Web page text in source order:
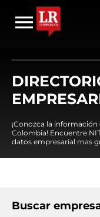
¡Conozca la
Colombia! Encuentre
datos empresarial mas
Buscar